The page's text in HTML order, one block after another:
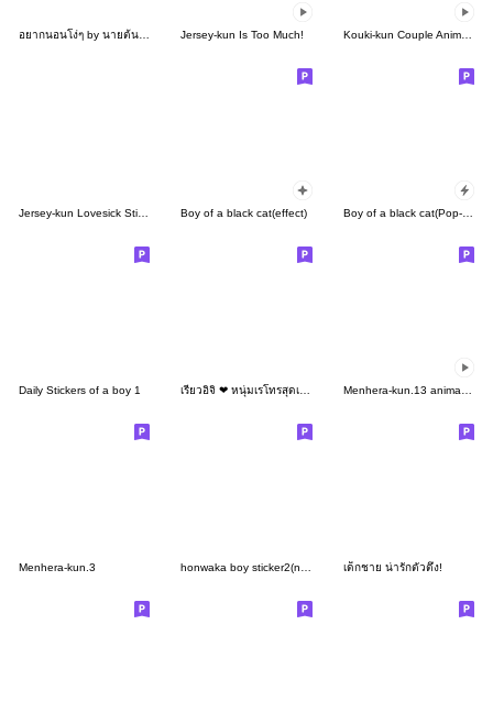
อยากนอนโง่ๆ by นายต้นไม้ Jersey-kun Is Too Much! Kouki-kun Couple Animated Sticker 01
Boy of a black cat(effect) Boy of a black cat(Pop-up sticker)
Daily Stickers of a boy 1
Menhera-kun.3 honwaka boy sticker2(no characters) เด็กชาย น่ารักตัวตึง!